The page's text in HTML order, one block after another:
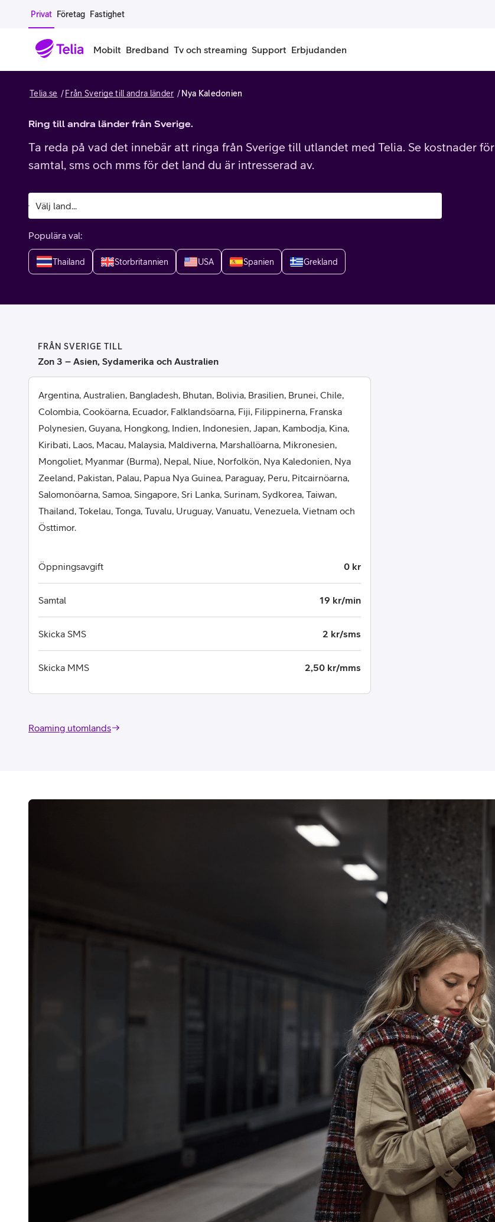
Gå till sidans innehåll
Privat Företag Fastighet
Mobilt
Mobiltelefoner
iPhone
Samsung Galaxy
Alla mobiltelefoner
Begagnade mobiltelefoner
Billiga mobiltelefoner
Hörlurar
Mobilabonnemang
Familjeabonnemang Ladda kontantkort
Apple Watch
Samsung Galaxy Watch
Alla smartwatches
4G/5G Surfplattor
Wifi Surfplattor
Tillbehör
Bredband Tv och streaming Support Erbjudanden
Telia.se Från Sverige till andra länder Nya Kaledonien
Ring till andra länder från Sverige.
Ta reda på vad det innebär att ringa från Sverige till utlandet med Telia. Se kostnader för
samtal, sms och mms för det land du är intresserad av.
Populära val:
Thailand Storbritannien USA Spanien Grekland
FRÅN SVERIGE TILL
Zon 3 – Asien, Sydamerika och Australien
Argentina, Australien, Bangladesh, Bhutan, Bolivia, Brasilien, Brunei, Chile,
Colombia, Cooköarna, Ecuador, Falklandsöarna, Fiji, Filippinerna, Franska
Polynesien, Guyana, Hongkong, Indien, Indonesien, Japan, Kambodja, Kina,
Kiribati, Laos, Macau, Malaysia, Maldiverna, Marshallöarna, Mikronesien,
Mongoliet, Myanmar (Burma), Nepal, Niue, Norfolkön, Nya Kaledonien, Nya
Zeeland, Pakistan, Palau, Papua Nya Guinea, Paraguay, Peru, Pitcairnöarna,
Salomonöarna, Samoa, Singapore, Sri Lanka, Surinam, Sydkorea, Taiwan,
Thailand, Tokelau, Tonga, Tuvalu, Uruguay, Vanuatu, Venezuela, Vietnam och
Östtimor.
Öppningsavgift 0 kr
Samtal 19 kr/min
Skicka SMS 2 kr/sms
Skicka MMS 2,50 kr/mms
Roaming utomlands